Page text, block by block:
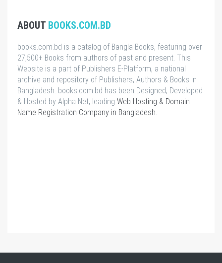
ABOUT BOOKS.COM.BD
books.com.bd is a catalog of Bangla Books, featuring over
27,500+ Books from authors of past and present. This
Website is a part of Publishers E-Platform, a national
archive and repository of Publishers, Authors & Books in
Bangladesh. books.com.bd has been Designed, Developed
& Hosted by Alpha Net, leading Web Hosting & Domain
Name Registration Company in Bangladesh.